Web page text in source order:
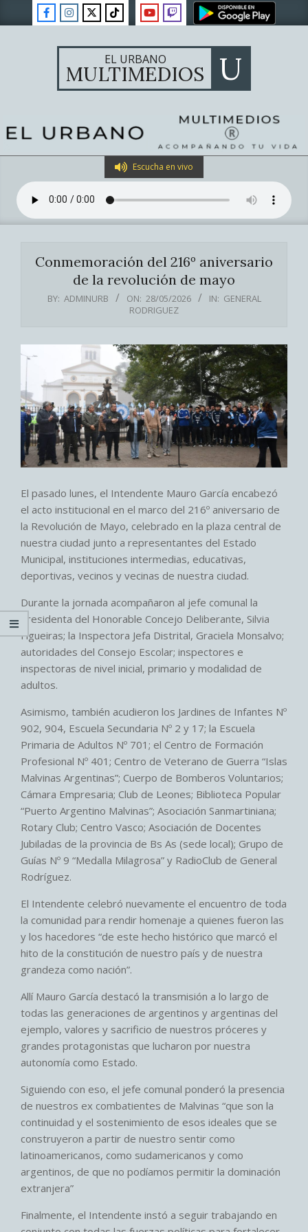
to
EL URBANO
MULTIMEDIOS U
Navigation
Menu
Escucha en vivo
Conmemoración del 216º aniversario
de la revolución de mayo
BY: ADMINURB ON: 28/05/2026 IN: GENERAL
RODRIGUEZ
El pasado lunes, el Intendente Mauro García encabezó
el acto institucional en el marco del 216º aniversario de
la Revolución de Mayo, celebrado en la plaza central de
nuestra ciudad junto a representantes del Estado
Municipal, instituciones intermedias, educativas,
deportivas, vecinos y vecinas de nuestra ciudad.
Durante la jornada acompañaron al jefe comunal la
presidenta del Honorable Concejo Deliberante, Silvia
Figueiras; la Inspectora Jefa Distrital, Graciela Monsalvo;
autoridades del Consejo Escolar; inspectores e
inspectoras de nivel inicial, primario y modalidad de
adultos.
Asimismo, también acudieron los Jardines de Infantes Nº
902, 904, Escuela Secundaria Nº 2 y 17; la Escuela
Primaria de Adultos Nº 701; el Centro de Formación
Profesional Nº 401; Centro de Veterano de Guerra “Islas
Malvinas Argentinas”; Cuerpo de Bomberos Voluntarios;
Cámara Empresaria; Club de Leones; Biblioteca Popular
“Puerto Argentino Malvinas”; Asociación Sanmartiniana;
Rotary Club; Centro Vasco; Asociación de Docentes
Jubiladas de la provincia de Bs As (sede local); Grupo de
Guías Nº 9 “Medalla Milagrosa” y RadioClub de General
Rodríguez.
El Intendente celebró nuevamente el encuentro de toda
la comunidad para rendir homenaje a quienes fueron las
y los hacedores “de este hecho histórico que marcó el
hito de la constitución de nuestro país y de nuestra
grandeza como nación”.
Allí Mauro García destacó la transmisión a lo largo de
todas las generaciones de argentinos y argentinas del
ejemplo, valores y sacrificio de nuestros próceres y
grandes protagonistas que lucharon por nuestra
autonomía como Estado.
Siguiendo con eso, el jefe comunal ponderó la presencia
de nuestros ex combatientes de Malvinas “que son la
continuidad y el sostenimiento de esos ideales que se
construyeron a partir de nuestro sentir como
latinoamericanos, como sudamericanos y como
argentinos, de que no podíamos permitir la dominación
extranjera”
Finalmente, el Intendente instó a seguir trabajando en